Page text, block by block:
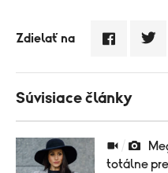
Zdielať na
Súvisiace články
totálne